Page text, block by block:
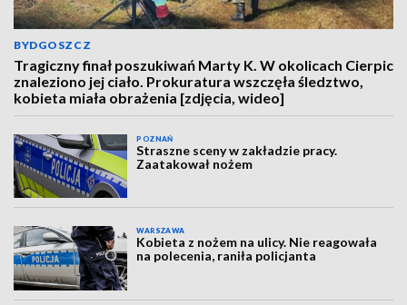
BYDGOSZCZ
Tragiczny finał poszukiwań Marty K. W okolicach Cierpic
znaleziono jej ciało. Prokuratura wszczęła śledztwo,
kobieta miała obrażenia [zdjęcia, wideo]
POZNAŃ
Straszne sceny w zakładzie pracy.
Zaatakował nożem
WARSZAWA
Kobieta z nożem na ulicy. Nie reagowała
na polecenia, raniła policjanta